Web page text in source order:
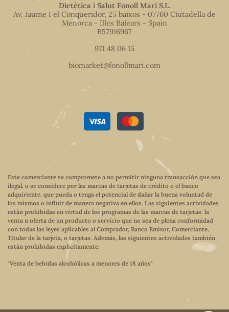
Dietètica i Salut Fonoll Marí S.L.
Av. Jaume I el Conqueridor, 25 baixos - 07760 Ciutadella de
Menorca - Illes Balears - Spain
B57916967
971 48 06 15
biomarket@fonollmari.com
Este comerciante se compromete a no permitir ninguna transacción que sea
ilegal, o se considere por las marcas de tarjetas de crédito o el banco
adquiriente, que pueda o tenga el potencial de dañar la buena voluntad de
los mismos o influir de manera negativa en ellos. Las siguientes actividades
están prohibidas en virtud de los programas de las marcas de tarjetas: la
venta u oferta de un producto o servicio que no sea de plena conformidad
con todas las leyes aplicables al Comprador, Banco Emisor, Comerciante,
Titular de la tarjeta, o tarjetas. Además, las siguientes actividades también
están prohibidas explícitamente:
"Venta de bebidas alcohólicas a menores de 18 años"